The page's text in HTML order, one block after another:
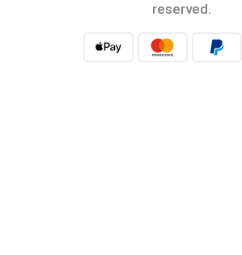
reserved.